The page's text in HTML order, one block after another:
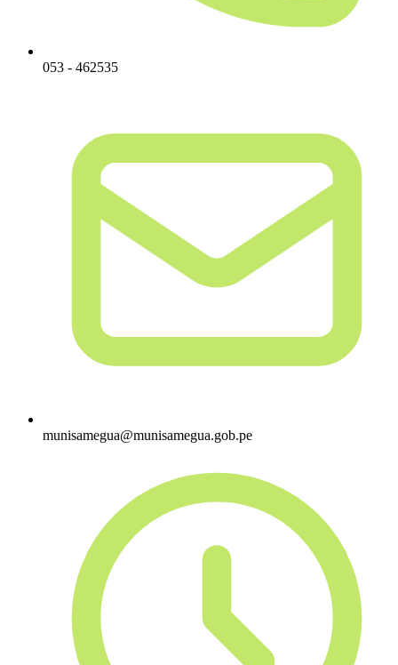
053 - 462535
munisamegua@munisamegua.gob.pe